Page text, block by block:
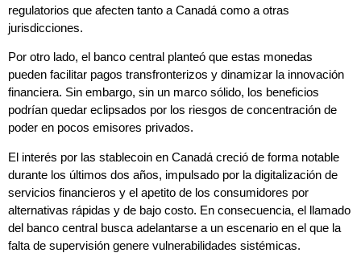
regulatorios que afecten tanto a Canadá como a otras
jurisdicciones.
Por otro lado, el banco central planteó que estas monedas
pueden facilitar pagos transfronterizos y dinamizar la innovación
financiera. Sin embargo, sin un marco sólido, los beneficios
podrían quedar eclipsados por los riesgos de concentración de
poder en pocos emisores privados.
El interés por las stablecoin en Canadá creció de forma notable
durante los últimos dos años, impulsado por la digitalización de
servicios financieros y el apetito de los consumidores por
alternativas rápidas y de bajo costo. En consecuencia, el llamado
del banco central busca adelantarse a un escenario en el que la
falta de supervisión genere vulnerabilidades sistémicas.